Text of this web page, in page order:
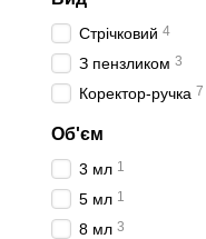
Стрічковий 4
З пензликом 3
Коректор-ручка 7
Об'єм
3 мл 1
5 мл 1
8 мл 3